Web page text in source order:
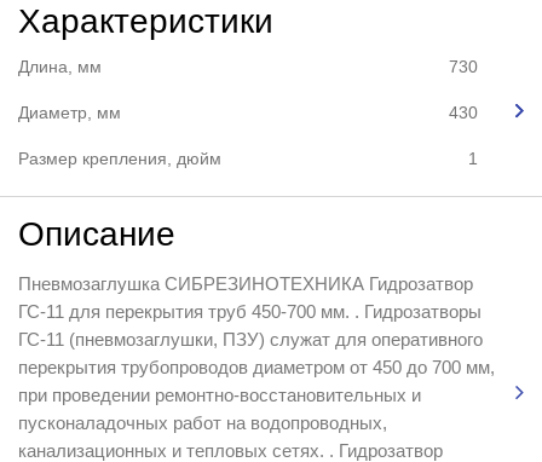
Характеристики
Длина, мм 730
Диаметр, мм 430
Размер крепления, дюйм 1
Описание
Пневмозаглушка СИБРЕЗИНОТЕХНИКА Гидрозатвор
ГС-11 для перекрытия труб 450-700 мм. . Гидрозатворы
ГС-11 (пневмозаглушки, ПЗУ) служат для оперативного
перекрытия трубопроводов диаметром от 450 до 700 мм,
при проведении ремонтно-восстановительных и
пусконаладочных работ на водопроводных,
канализационных и тепловых сетях. . Гидрозатвор